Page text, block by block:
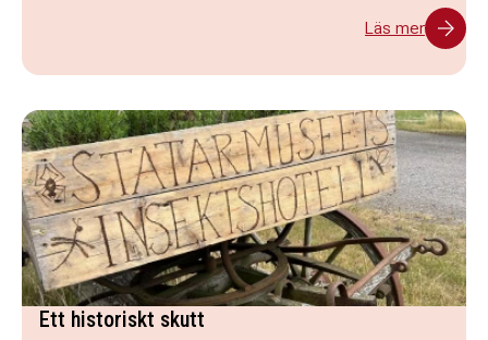
Läs mer
Ett historiskt skutt